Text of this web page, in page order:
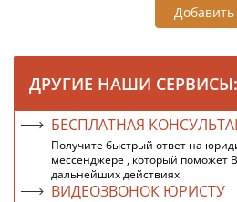
Добавить
ДРУГИЕ НАШИ СЕРВИСЫ:
БЕСПЛАТНАЯ
Получите быстрый ответ на
мессенджере , который поможет
дальнейших действиях
ВИДЕОЗВОНОК ЮРИСТУ